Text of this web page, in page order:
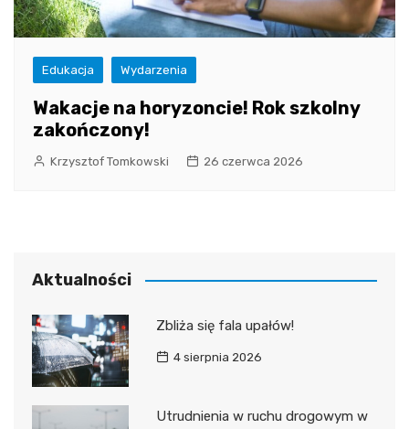
Edukacja Wydarzenia
Wakacje na horyzoncie! Rok szkolny
zakończony!
Krzysztof Tomkowski 26 czerwca 2026
Aktualności
Zbliża się fala upałów!
4 sierpnia 2026
Utrudnienia w ruchu drogowym w